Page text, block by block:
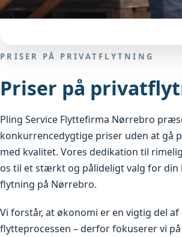
PRISER PÅ PRIVATFLYTNING
Priser på
Pling Service Flyttefirma Nørrebro
konkurrencedygtige priser uden at gå
med kvalitet. Vores dedikation til
os til et stærkt og pålideligt valg for din
flytning på Nørrebro.
Vi forstår, at økonomi er en vigtig del af
flytteprocessen – derfor fokuserer vi på